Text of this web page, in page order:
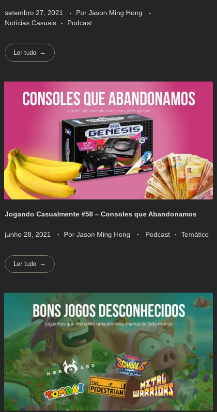
setembro 27, 2021 Por Jason Ming Hong
Notícias Casuais
Podcast
Ler tudo
Jogando Casualmente #58 – Consoles que Abandonamos
junho 28, 2021 Por Jason Ming Hong Podcast Temático
Ler tudo